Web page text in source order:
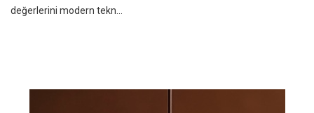
değerlerini modern tekn...